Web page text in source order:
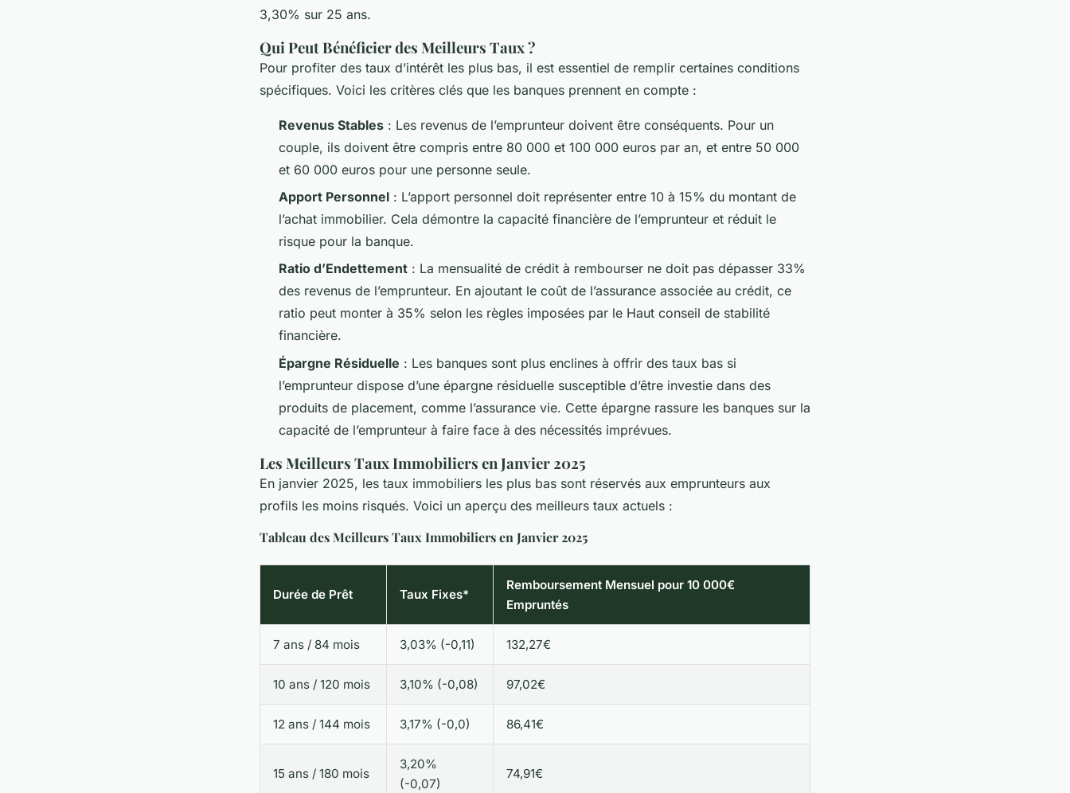
3,30% sur 25 ans.
Qui Peut Bénéficier des Meilleurs Taux ?
Pour profiter des taux d’intérêt les plus bas, il est essentiel de remplir certaines conditions
spécifiques. Voici les critères clés que les banques prennent en compte :
Revenus Stables : Les revenus de l’emprunteur doivent être conséquents. Pour un
couple, ils doivent être compris entre 80 000 et 100 000 euros par an, et entre 50 000
et 60 000 euros pour une personne seule.
Apport Personnel : L’apport personnel doit représenter entre 10 à 15% du montant de
l’achat immobilier. Cela démontre la capacité financière de l’emprunteur et réduit le
risque pour la banque.
Ratio d’Endettement : La mensualité de crédit à rembourser ne doit pas dépasser 33%
des revenus de l’emprunteur. En ajoutant le coût de l’assurance associée au crédit, ce
ratio peut monter à 35% selon les règles imposées par le Haut conseil de stabilité
financière.
Épargne Résiduelle : Les banques sont plus enclines à offrir des taux bas si
l’emprunteur dispose d’une épargne résiduelle susceptible d’être investie dans des
produits de placement, comme l’assurance vie. Cette épargne rassure les banques sur la
capacité de l’emprunteur à faire face à des nécessités imprévues.
Les Meilleurs Taux Immobiliers en Janvier 2025
En janvier 2025, les taux immobiliers les plus bas sont réservés aux emprunteurs aux
profils les moins risqués. Voici un aperçu des meilleurs taux actuels :
Tableau des Meilleurs Taux Immobiliers en Janvier 2025
Durée de Prêt Taux Fixes*
Remboursement Mensuel pour 10 000€
Empruntés
7 ans / 84 mois 3,03% (-0,11) 132,27€
10 ans / 120 mois 3,10% (-0,08) 97,02€
12 ans / 144 mois 3,17% (-0,0) 86,41€
15 ans / 180 mois
3,20%
(-0,07)
74,91€